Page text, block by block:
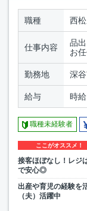
職種 西
仕事内容
品
お
勤務地 深
給与 時
職種未経験者
ここがオススメ！
接客ほぼなし！レジ
で安心◎
出産や育児の経験を
（夫）活躍中